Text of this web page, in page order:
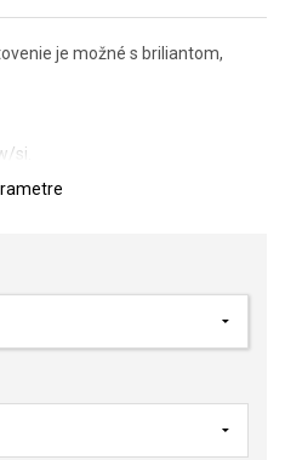
je možné s briliantom,
si.
je v cene obrúčky. Typ písma,
zálohu vo výške 60% z
objednaná a zadaná do